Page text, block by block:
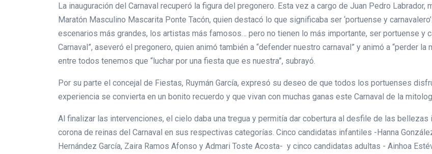
La inauguración del Carnaval recuperó la figura del pregonero. Esta vez a cargo de Juan Pedro
Maratón Masculino Mascarita Ponte Tacón, quien destacó lo que significaba ser ‘portuense y
escenarios más grandes, los artistas más famosos… pero no tienen lo más importante, ser portuense y
Carnaval”, aseveró el pregonero, quien animó también a “defender nuestro carnaval” y animó a “perder
entre todos tenemos que “luchar por una fiesta que es nuestra”, subrayó.
Por su parte el concejal de Fiestas, Ruymán García, expresó su deseo de que todos los portuenses
experiencia se convierta en un bonito recuerdo y que vivan con muchas ganas este Carnaval de la
Al finalizar las intervenciones, el cielo daba una tregua y permitía dar cobertura al desfile de las
corona de reinas del Carnaval en sus respectivas categorías. Cinco candidatas infantiles -Hanna
Hernández García, Zaira Ramos Afonso y Admari Toste Acosta- y cinco candidatas adultas - Ainhoa